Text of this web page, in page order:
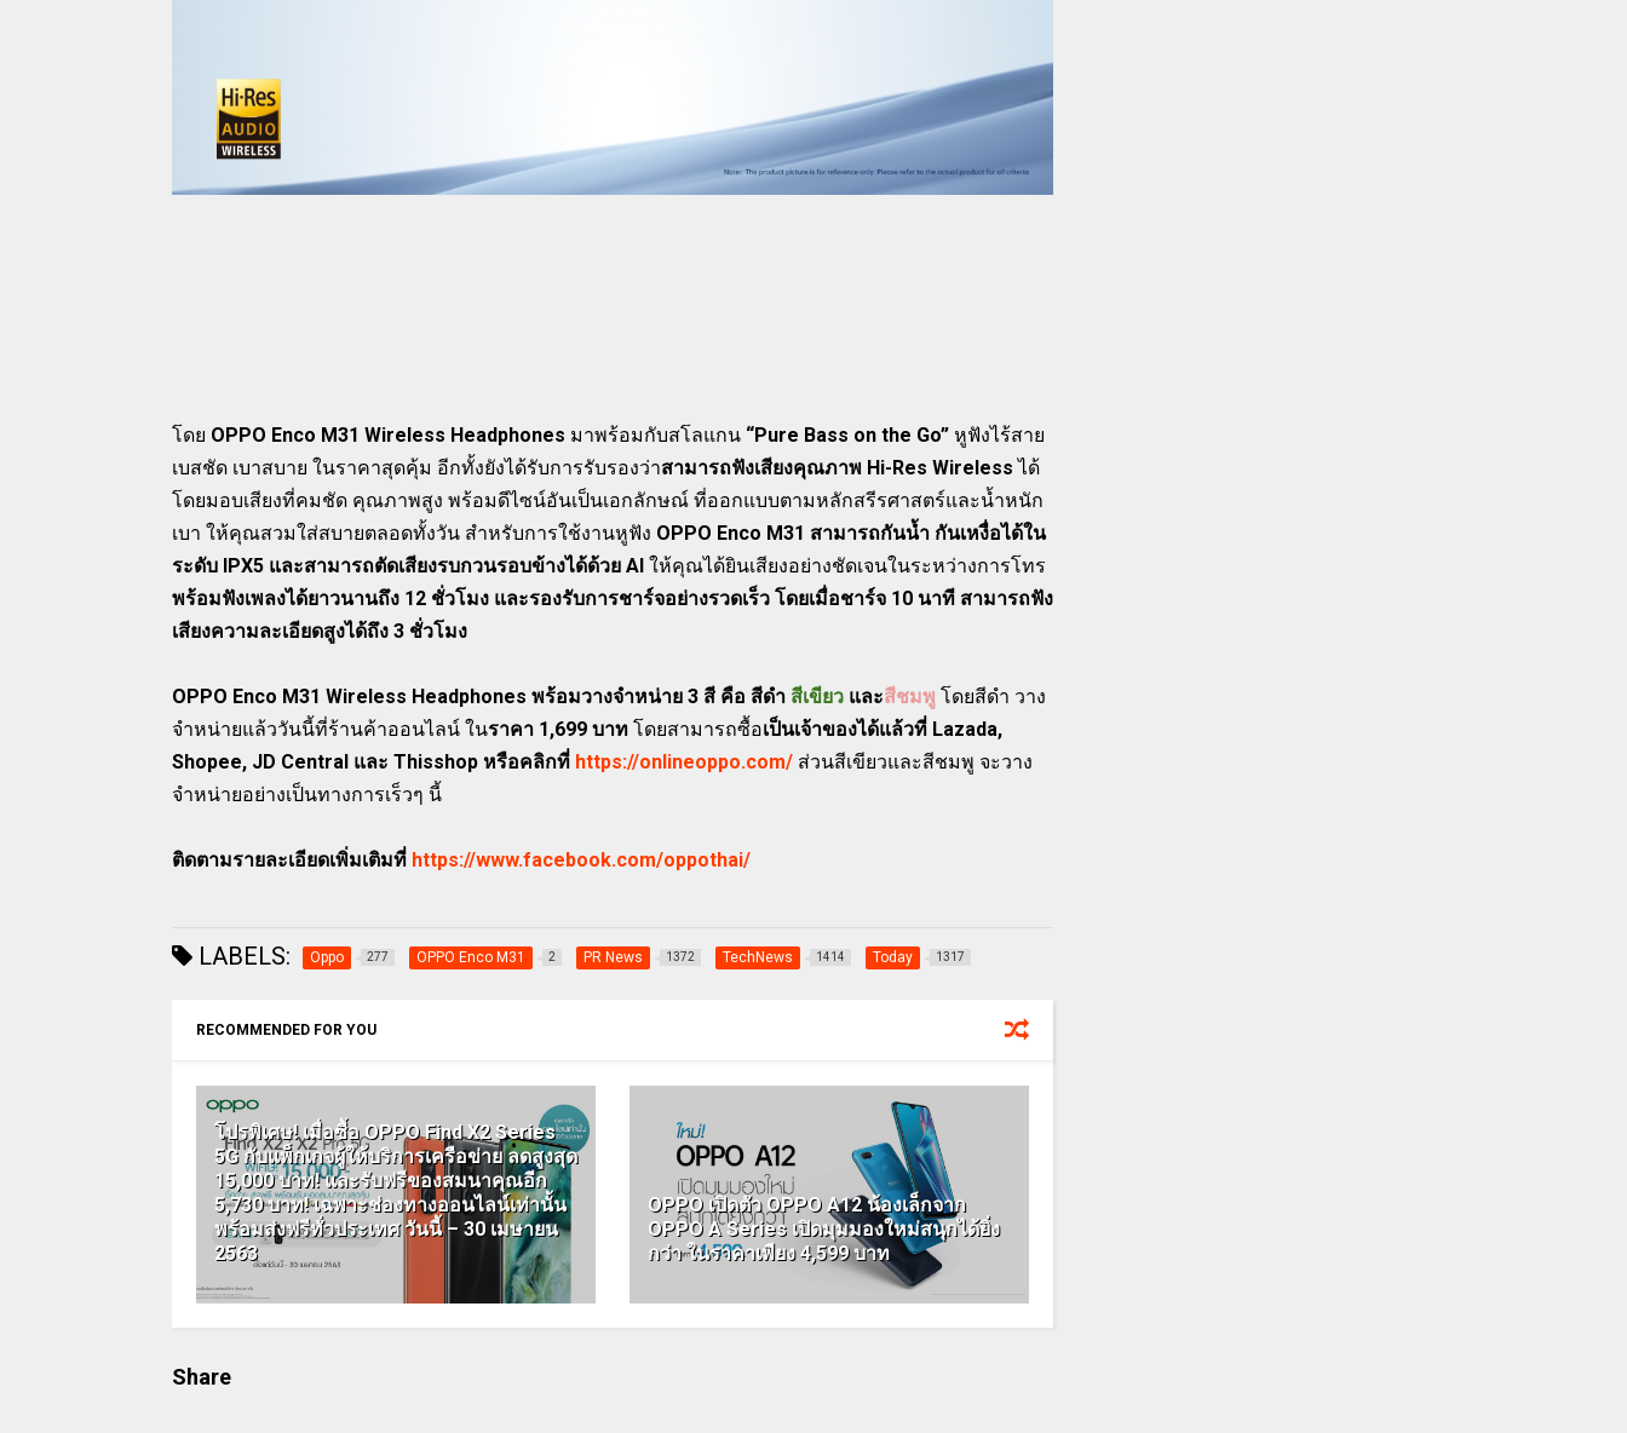
โดย OPPO Enco M31 Wireless Headphones มาพร้อมกับสโลแกน “Pure Bass on the Go” หูฟังไร้สาย
เบสชัด เบาสบาย ในราคาสุดคุ้ม อีกทั้งยังได้รับการรับรองว่าสามารถฟังเสียงคุณภาพ Hi-Res Wireless ได้
โดยมอบเสียงที่คมชัด คุณภาพสูง พร้อมดีไซน์อันเป็นเอกลักษณ์ ที่ออกแบบตามหลักสรีรศาสตร์และน้ำหนัก
เบา ให้คุณสวมใส่สบายตลอดทั้งวัน สำหรับการใช้งานหูฟัง OPPO Enco M31 สามารถกันน้ำ กันเหงื่อได้ใน
ระดับ IPX5 และสามารถตัดเสียงรบกวนรอบข้างได้ด้วย AI ให้คุณได้ยินเสียงอย่างชัดเจนในระหว่างการโทร
พร้อมฟังเพลงได้ยาวนานถึง 12 ชั่วโมง และรองรับการชาร์จอย่างรวดเร็ว โดยเมื่อชาร์จ 10 นาที สามารถฟัง
เสียงความละเอียดสูงได้ถึง 3 ชั่วโมง
OPPO Enco M31 Wireless Headphones พร้อมวางจำหน่าย 3 สี คือ สีดำ สีเขียว และสีชมพู โดยสีดำ วาง
จำหน่ายแล้ววันนี้ที่ร้านค้าออนไลน์ ในราคา 1,699 บาท โดยสามารถซื้อเป็นเจ้าของได้แล้วที่ Lazada,
Shopee, JD Central และ Thisshop หรือคลิกที่ https://onlineoppo.com/ ส่วนสีเขียวและสีชมพู จะวาง
จำหน่ายอย่างเป็นทางการเร็วๆ นี้
ติดตามรายละเอียดเพิ่มเติมที่ https://www.facebook.com/oppothai/
LABELS: Oppo 277 OPPO Enco M31 2 PR News 1372 TechNews 1414 Today 1317
RECOMMENDED FOR YOU
โปรพิเศษ! เมื่อซื้อ OPPO Find X2 Series
5G กับแพ็กเกจผู้ให้บริการเครือข่าย ลดสูงสุด
15,000 บาท! และรับฟรีของสมนาคุณอีก
5,730 บาท! เฉพาะช่องทางออนไลน์เท่านั้น
พร้อมส่งฟรีทั่วประเทศ วันนี้ – 30 เมษายน
2563
OPPO เปิดตัว OPPO A12 น้องเล็กจาก
OPPO A Series เปิดมุมมองใหม่สนุกได้ยิ่ง
กว่า ในราคาเพียง 4,599 บาท
Share